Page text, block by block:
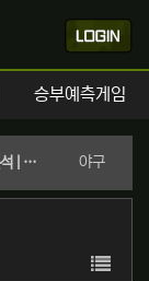
승부예측게임
9월 30일 (화) KBO 두산 베어스 vs LG 트윈스 경기분석 | 실시간 스포츠중계 야구분류
목록